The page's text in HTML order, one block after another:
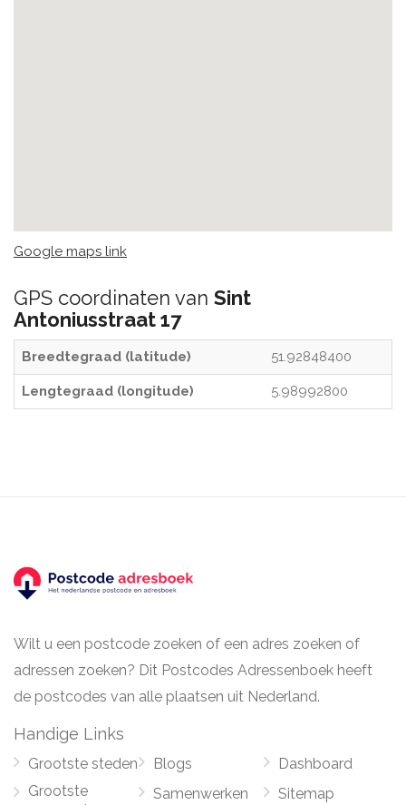
Google maps link
GPS coordinaten van Sint
Antoniusstraat 17
Breedtegraad (latitude) 51.92848400
Lengtegraad (longitude) 5.98992800
Wilt u een postcode zoeken of een adres zoeken of
adressen zoeken? Dit Postcodes Adressenboek heeft
de postcodes van alle plaatsen uit Nederland.
Handige Links
Grootste steden
Grootste
Blogs
Samenwerken
Dashboard
Sitemap